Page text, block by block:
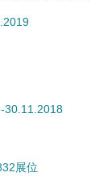
30.11.2018
展位